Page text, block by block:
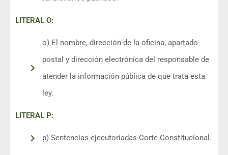
LITERAL O:
o) El nombre, dirección de la oficina, apartado
postal y dirección electrónica del responsable de
atender la información pública de que trata esta
ley.
LITERAL P:
p) Sentencias ejecutoriadas Corte Constitucional.